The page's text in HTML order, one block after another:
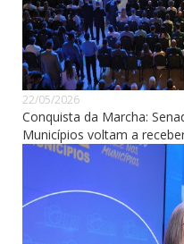
22/05/2026
Conquista da Marcha:
Municípios voltam a